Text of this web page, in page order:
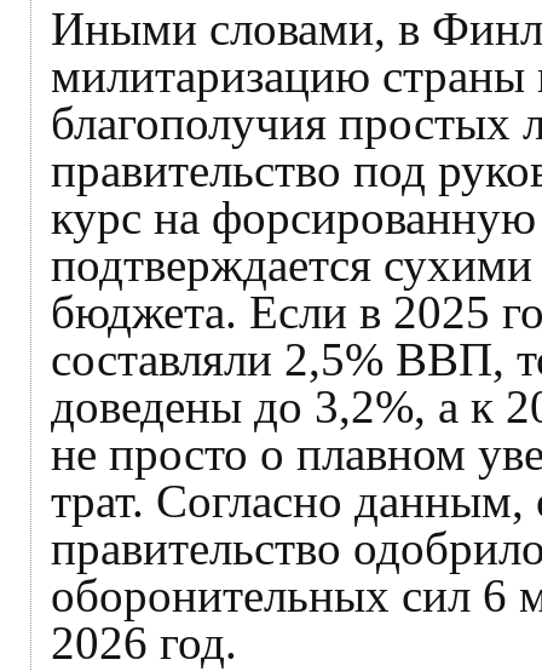
Иными словами, в
милитаризацию страны
благополучия простых
правительство под
курс на
подтверждается
бюджета. Если в 2025
составляли 2,5% ВВП,
доведены до 3,2%, а к
не просто о плавном
трат. Согласно
правительство
оборонительных сил 6
2026 год.